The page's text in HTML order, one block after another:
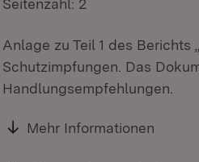
Seitenzahl: 2
Anlage zu Teil 1 des
Schutzimpfungen. Das
Handlungsempfehlungen.
Mehr Informationen